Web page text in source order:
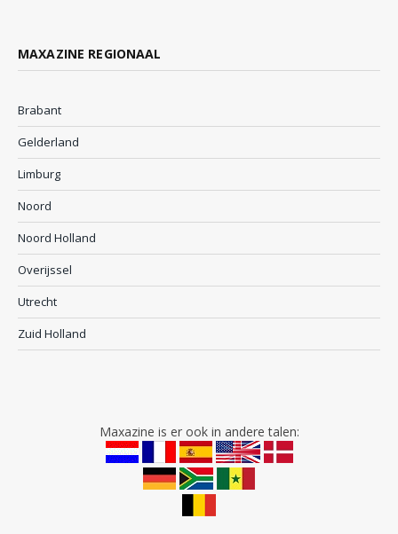
MAXAZINE REGIONAAL
Brabant
Gelderland
Limburg
Noord
Noord Holland
Overijssel
Utrecht
Zuid Holland
Maxazine is er ook in andere talen: